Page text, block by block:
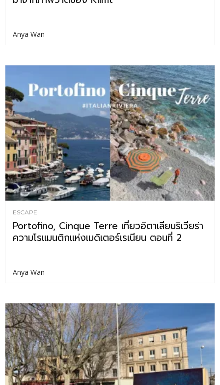
Anya Wan
ESCAPE
Portofino, Cinque Terre เที่ยวอิตาเลียนริเวียร่า
ความโรแมนติกแห่งเมดิเตอร์เรเนียน ตอนที่ 2
Anya Wan